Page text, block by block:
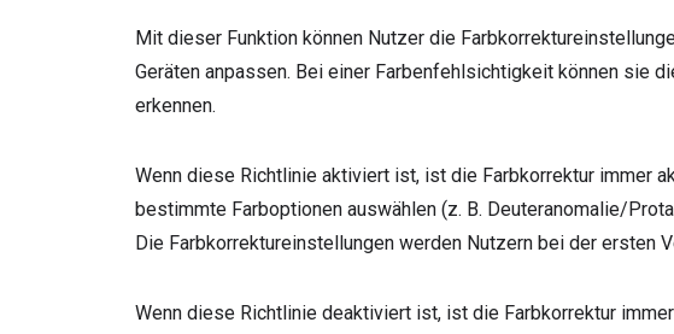
Mit dieser Funktion können Nutzer die
Geräten anpassen. Bei einer Farbenfehlsichtigkeit können sie
erkennen.
Wenn diese Richtlinie aktiviert ist, ist die Farbkorrektur immer
bestimmte Farboptionen auswählen (z. B. Deuteranomalie/
Die Farbkorrektureinstellungen werden Nutzern bei der ersten
Wenn diese Richtlinie deaktiviert ist, ist die Farbkorrektur